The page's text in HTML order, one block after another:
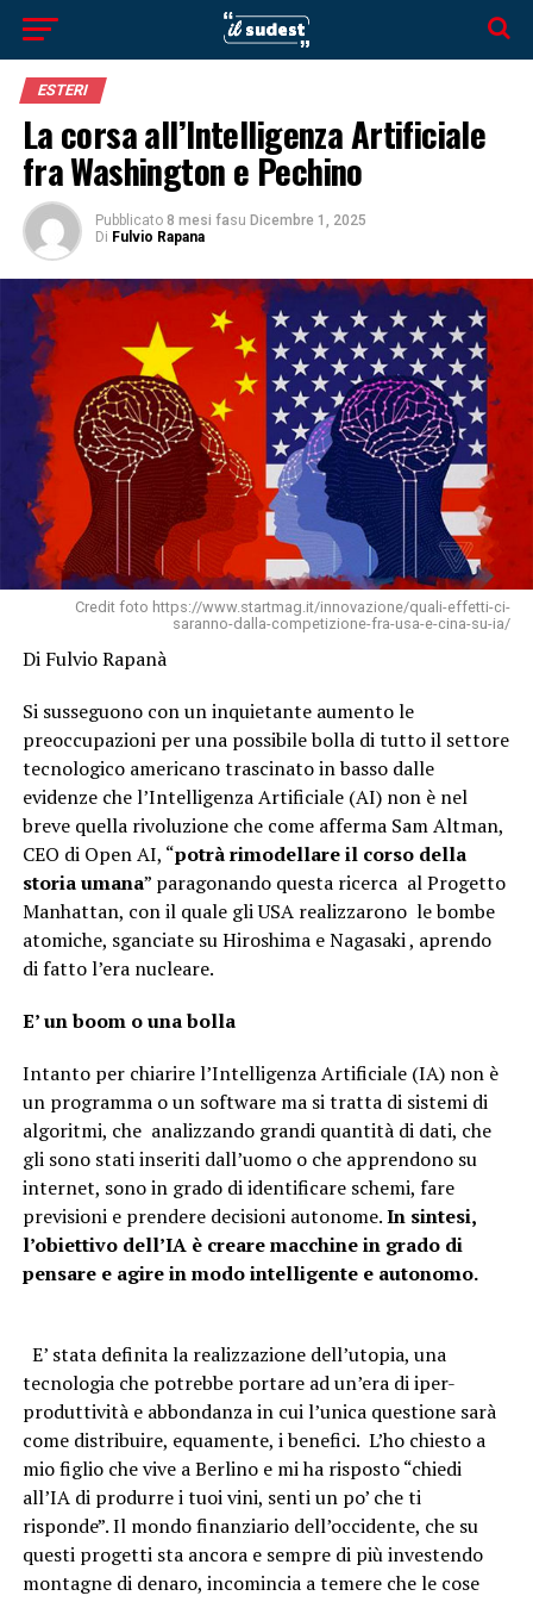
ESTERI
La corsa all’Intelligenza Artificiale
fra Washington e Pechino
Pubblicato 8 mesi fasu Dicembre 1, 2025
Di Fulvio Rapana
Credit foto https://www.startmag.it/innovazione/quali-effetti-ci-
saranno-dalla-competizione-fra-usa-e-cina-su-ia/
Di Fulvio Rapanà
Si susseguono con un inquietante aumento le
preoccupazioni per una possibile bolla di tutto il settore
tecnologico americano trascinato in basso dalle
evidenze che l’Intelligenza Artificiale (AI) non è nel
breve quella rivoluzione che come afferma Sam Altman,
CEO di Open AI, “potrà rimodellare il corso della
storia umana” paragonando questa ricerca al Progetto
Manhattan, con il quale gli USA realizzarono le bombe
atomiche, sganciate su Hiroshima e Nagasaki , aprendo
di fatto l’era nucleare.
E’ un boom o una bolla
Intanto per chiarire l’Intelligenza Artificiale (IA) non è
un programma o un software ma si tratta di sistemi di
algoritmi, che analizzando grandi quantità di dati, che
gli sono stati inseriti dall’uomo o che apprendono su
internet, sono in grado di identificare schemi, fare
previsioni e prendere decisioni autonome.In sintesi,
l’obiettivo dell’IA è creare macchine in grado di
pensare e agire in modo intelligente e autonomo.
E’ stata definita la realizzazione dell’utopia, una
tecnologia che potrebbe portare ad un’era di iper-
produttività e abbondanza in cui l’unica questione sarà
come distribuire, equamente, i benefici. L’ho chiesto a
mio figlio che vive a Berlino e mi ha risposto “chiedi
all’IA di produrre i tuoi vini, senti un po’ che ti
risponde”. Il mondo finanziario dell’occidente, che su
questi progetti sta ancora e sempre di più investendo
montagne di denaro, incomincia a temere che le cose